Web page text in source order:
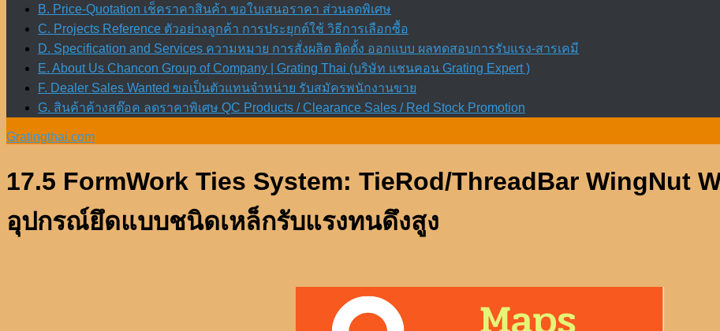
B. Price-Quotation เช็คราคาสินค้า ขอใบเสนอราคา ส่วนลดพิเศษ
C. Projects Reference ตัวอย่างลูกค้า การประยุกต์ใช้ วิธีการเลือกซื้อ
D. Specification and Services ความหมาย การสั่งผลิต ติดตั้ง ออกแบบ ผลทดสอบการรับแรง-สารเคมี
E. About Us Chancon Group of Company | Grating Thai (บริษัท แชนคอน Grating Expert )
F. Dealer Sales Wanted ขอเป็นตัวแทนจำหน่าย รับสมัครพนักงานขาย
G. สินค้าค้างสต๊อค ลดราคาพิเศษ QC Products / Clearance Sales / Red Stock Promotion
Gratingthai.com
17.5 FormWork Ties System: TieRod/ThreadBar WingNut
อุปกรณ์ยึดแบบชนิดเหล็กรับแรงทนดึงสูง